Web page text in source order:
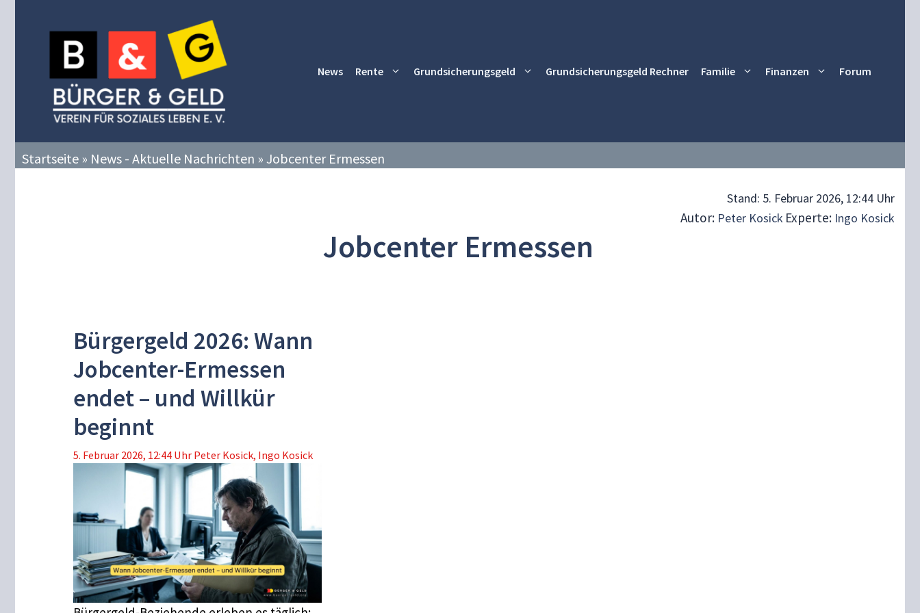
News Rente Grundsicherungsgeld Grundsicherungsgeld Rechner Familie Finanzen Forum
Startseite » News - Aktuelle Nachrichten » Jobcenter Ermessen
Stand: 5. Februar 2026, 12:44 Uhr
Autor: Peter Kosick Experte: Ingo Kosick
Jobcenter Ermessen
Bürgergeld 2026: Wann
Jobcenter-Ermessen
endet – und Willkür
beginnt
5. Februar 2026, 12:44 Uhr Peter Kosick, Ingo Kosick